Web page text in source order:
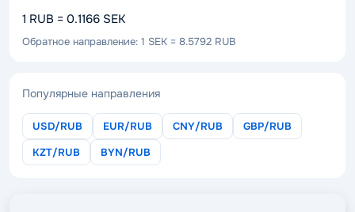
1 RUB = 0.1166 SEK
Обратное направление: 1 SEK = 8.5792 RUB
Популярные направления
USD/RUB EUR/RUB CNY/RUB
GBP/RUB
KZT/RUB
BYN/RUB